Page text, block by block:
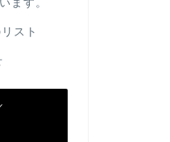
ます。
スト